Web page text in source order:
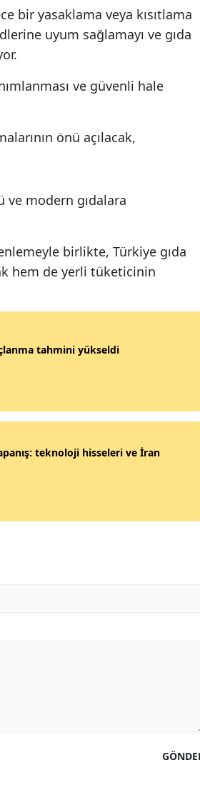
bir yasaklama veya kısıtlama
uyum sağlamayı ve gıda
ve güvenli hale
önü açılacak,
modern gıdalara
birlikte, Türkiye gıda
hem de yerli tüketicinin
tahmini yükseldi
teknoloji hisseleri ve İran